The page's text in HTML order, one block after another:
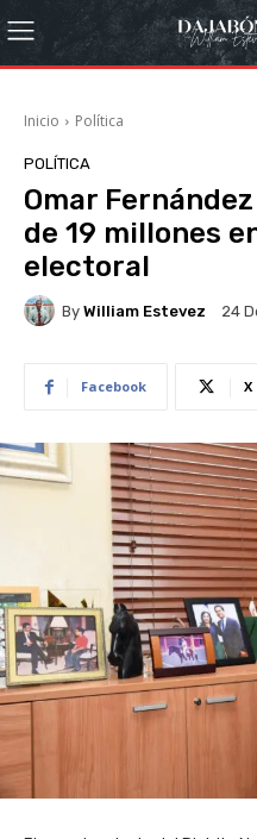
Inicio Política
POLÍTICA
Omar
de 19 millones
electoral
By William Estevez 24
Facebook X